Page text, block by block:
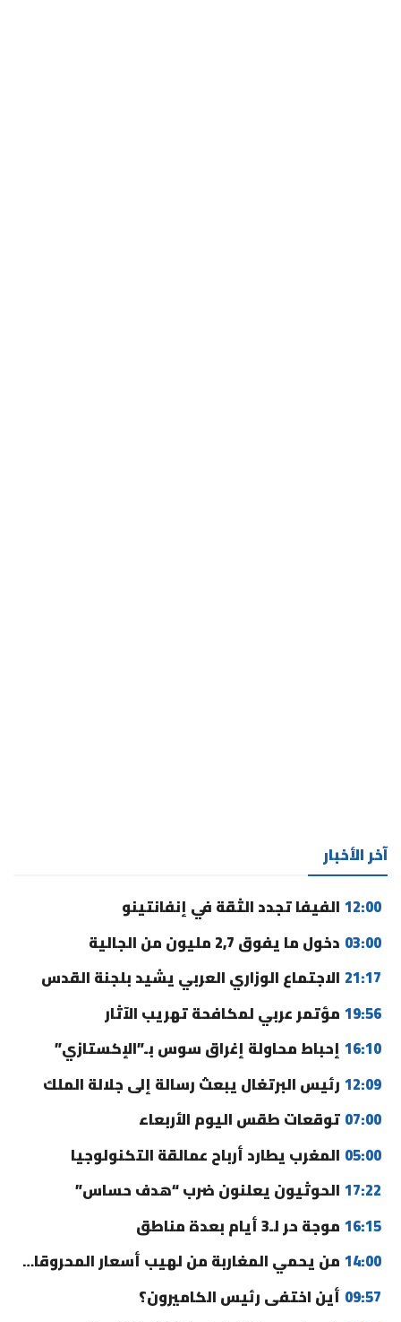
آخر الأخبار
12:00 الفيفا تجدد الثقة في إنفانتينو
03:00 دخول ما يفوق 2,7 مليون من الجالية
21:17 الاجتماع الوزاري العربي يشيد بلجنة القدس
19:56 مؤتمر عربي لمكافحة تهريب الآثار
16:10 إحباط محاولة إغراق سوس بـ”الإكستازي”
12:09 رئيس البرتغال يبعث رسالة إلى جلالة الملك
07:00 توقعات طقس اليوم الأربعاء
05:00 المغرب يطارد أرباح عمالقة التكنولوجيا
17:22 الحوثيون يعلنون ضرب “هدف حساس”
16:15 موجة حر لـ3 أيام بعدة مناطق
14:00 من يحمي المغاربة من لهيب أسعار المحروقات؟
09:57 أين اختفى رئيس الكاميرون؟